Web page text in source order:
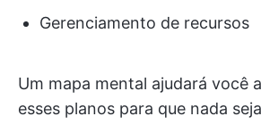
Gerenciamento de recursos
Um mapa mental ajudará você
esses planos para que nada